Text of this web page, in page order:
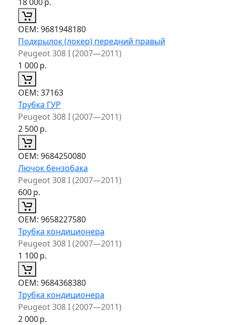
ОЕМ: 9681948180
Подкрылок (локер) передний правый
Peugeot 308 I (2007—2011)
1 000р.
ОЕМ: 37163
Трубка ГУР
Peugeot 308 I (2007—2011)
2 500р.
ОЕМ: 9684250080
Лючок бензобака
Peugeot 308 I (2007—2011)
600р.
ОЕМ: 9658227580
Трубка кондиционера
Peugeot 308 I (2007—2011)
1 100р.
ОЕМ: 9684368380
Трубка кондиционера
Peugeot 308 I (2007—2011)
2 000р.